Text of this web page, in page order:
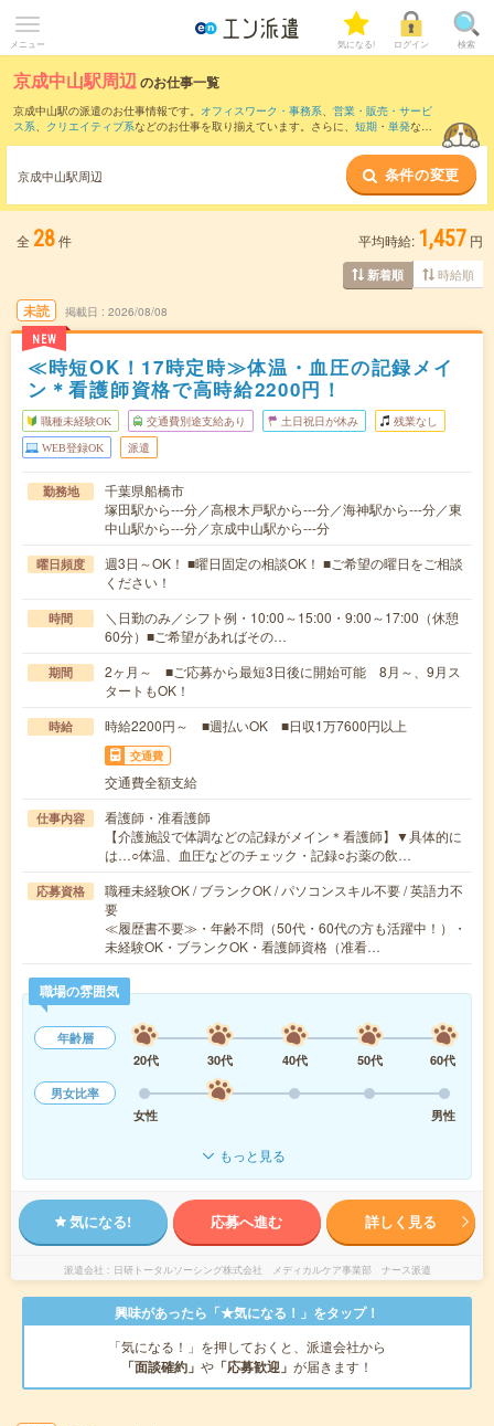
メニュー 気になる! ログイン 検索
京成中山駅周辺のお仕事一覧
京成中山駅の派遣のお仕事情報です。 オフィスワーク・事務系、 営業・販売・サービ
ス系、 クリエイティブ系などのお仕事を取り揃えています。さらに、 短期 ・ 単発など
また、海浜幕張駅
など近隣駅のお仕事も
ご確認いただけます。
京成中山駅周辺 条件の変更
全 28件 平均時給: 1,457 円
新着順 時給順
未読
NEW
掲載日 2026/08/08
≪時短OK！17時定時≫体温・血圧の記録メイ
ン＊看護師資格で高時給2200円！
職種未経験OK 交通費別途支給あり 土日祝日が休み 残業なし
WEB登録OK 派遣
勤務地
千葉県船橋市
塚田駅から---分／高根木戸駅から---分／海神駅から---分／東
中山駅から---分／京成中山駅から---分
曜日頻度
週3日～OK！ ■曜日固定の相談OK！ ■ご希望の曜日をご相談
ください！
時間
＼日勤のみ／シフト例・10:00～15:00・9:00～17:00（休憩
60分）■ご希望があればその…
期間
2ヶ月～ ■ご応募から最短3日後に開始可能 8月～、9月ス
タートもOK！
時給 時給2200円～ ■週払いOK ■日収1万7600円以上
交通費
交通費全額支給
仕事内容
看護師・准看護師
【介護施設で体調などの記録がメイン＊看護師】▼具体的に
は…○体温、血圧などのチェック・記録○お薬の飲…
応募資格
職種未経験OK / ブランクOK / パソコンスキル不要 / 英語力不
要
≪履歴書不要≫・年齢不問（50代・60代の方も活躍中！）・
未経験OK・ブランクOK・看護師資格（准看…
職場の雰囲気
年齢層
20代
30代 40代 50代
60代
男女比率
女性
男性
もっと見る
気になる! 応募へ進む 詳しく見る
派遣会社 日研トータルソーシング株式会社 メディカルケア事業部 ナース派遣
興味があったら「★気になる！」をタップ！
「気になる！」を押しておくと、派遣会社から
「面談確約」 や 「応募歓迎」 が届きます！